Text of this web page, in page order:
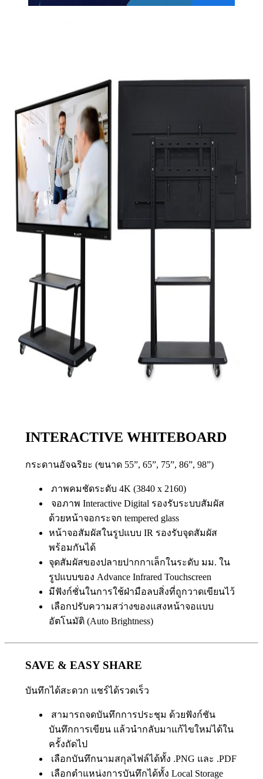
INTERACTIVE WHITEBOARD
กระดานอัจฉริยะ (ขนาด 55”, 65”, 75”, 86”, 98”)
ภาพคมชัดระดับ 4K (3840 x 2160)
จอภาพ Interactive Digital รองรับระบบสัมผัส
ด้วยหน้าจอกระจก tempered glass
หน้าจอสัมผัสในรูปแบบ IR รองรับจุดสัมผัส
พร้อมกันได้
จุดสัมผัสของปลายปากกาเล็กในระดับ มม. ใน
รูปแบบของ Advance Infrared Touchscreen
มีฟังก์ชั่นในการใช้ฝ่ามือลบสิ่งที่ถูกวาดเขียนไว้
เลือกปรับความสว่างของแสงหน้าจอแบบ
อัตโนมัติ (Auto Brightness)
SAVE & EASY SHARE
บันทึกได้สะดวก แชร์ได้รวดเร็ว
สามารถจดบันทึกการประชุม ด้วยฟังก์ชัน
บันทึกการเขียน แล้วนำกลับมาแก้ไขใหม่ได้ใน
ครั้งถัดไป
เลือกบันทึกนามสกุลไฟล์ได้ทั้ง .PNG และ .PDF
เลือกตำแหน่งการบันทึกได้ทั้ง Local Storage